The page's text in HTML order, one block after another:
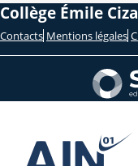
Collège Émile
Contacts Mentions légales